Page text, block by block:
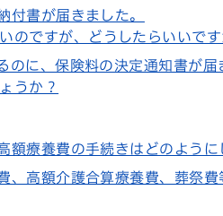
書が届きました。
のですが、どうしたらいいです
に、保険料の決定通知書が届
うか？
療養費の手続きはどのように
高額介護合算療養費、葬祭費